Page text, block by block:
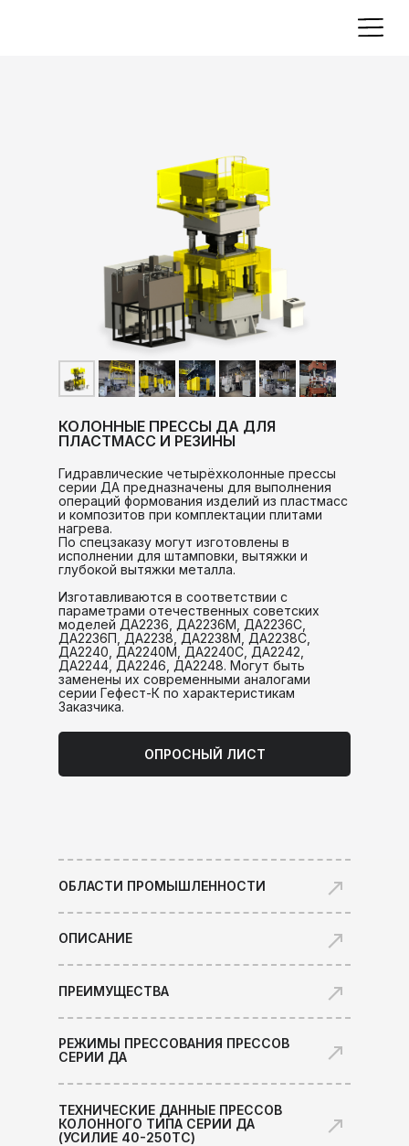
КОЛОННЫЕ ПРЕССЫ ДА ДЛЯ
ПЛАСТМАСС И РЕЗИНЫ
Гидравлические четырёхколонные прессы
серии ДА предназначены для выполнения
операций формования изделий из пластмасс
и композитов при комплектации плитами
нагрева.
По спецзаказу могут изготовлены в
исполнении для штамповки, вытяжки и
глубокой вытяжки металла.
Изготавливаются в соответствии с
параметрами отечественных советских
моделей ДА2236, ДА2236М, ДА2236С,
ДА2236П, ДА2238, ДА2238М, ДА2238С,
ДА2240, ДА2240М, ДА2240С, ДА2242,
ДА2244, ДА2246, ДА2248. Могут быть
заменены их современными аналогами
серии Гефест-К по характеристикам
Заказчика.
ОПРОСНЫЙ ЛИСТ
ОБЛАСТИ ПРОМЫШЛЕННОСТИ
ОПИСАНИЕ
ПРЕИМУЩЕСТВА
РЕЖИМЫ ПРЕССОВАНИЯ ПРЕССОВ
СЕРИИ ДА
ТЕХНИЧЕСКИЕ ДАННЫЕ ПРЕССОВ
КОЛОННОГО ТИПА СЕРИИ ДА
(УСИЛИЕ 40-250ТС)